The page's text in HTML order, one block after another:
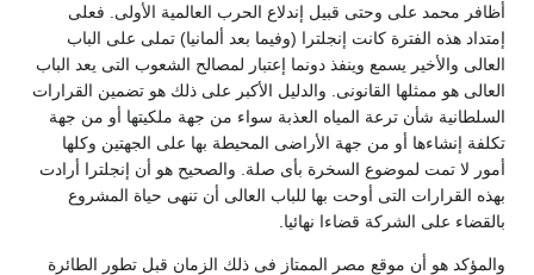
محمد على وحتى قبيل إندلاع الحرب العالمية الأولى. فعلى
هذه الفترة كانت إنجلترا (وفيما بعد ألمانيا) تملى على الباب
والأخير يسمع وينفذ دونما إعتبار لمصالح الشعوب التى يعد الباب
هو ممثلها القانونى. والدليل الأكبر على ذلك هو تضمين القرارات
شأن ترعة المياه العذبة سواء من جهة ملكيتها أو من جهة
إنشاءها أو من جهة الأراضى المحيطة بها على الجهتين وكلها
لا تمت لموضوع السخرة بأى صلة. والصحيح هو أن إنجلترا أرادت
القرارات التى أوحت بها للباب العالى أن تنهى حياة المشروع
على الشركة قضاءا نهائيا.
هو أن موقع مصر الممتاز فى ذلك الزمان قبل تطور الطائرة